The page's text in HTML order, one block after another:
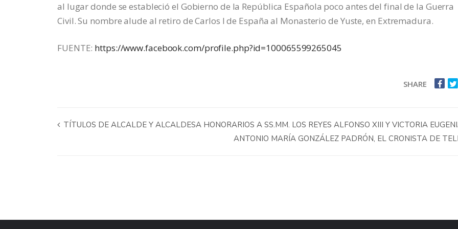
al lugar donde se estableció el Gobierno de la República Española poco antes del final de la Guerra
Civil. Su nombre alude al retiro de Carlos I de España al Monasterio de Yuste, en Extremadura.
FUENTE: https://www.facebook.com/profile.php?id=100065599265045
SHARE
TÍTULOS DE ALCALDE Y ALCALDESA HONORARIOS A SS.MM. LOS REYES ALFONSO XIII Y VICTORIA
ANTONIO MARÍA GONZÁLEZ PADRÓN, EL CRONISTA DE